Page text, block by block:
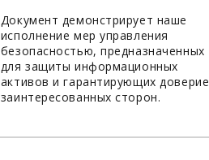
Документ демонстрирует наше
исполнение мер управления
безопасностью, предназначенных
для защиты информационных
активов и гарантирующих доверие
заинтересованных сторон.